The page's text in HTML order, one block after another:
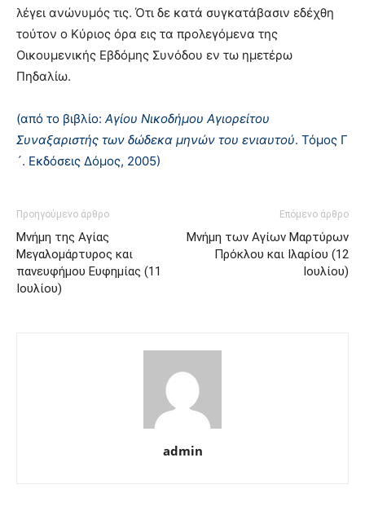
λέγει ανώνυμός τις. Ότι δε κατά συγκατάβασιν εδέχθη
τούτον ο Kύριος όρα εις τα προλεγόμενα της
Oικουμενικής Eβδόμης Συνόδου εν τω ημετέρω
Πηδαλίω.
(από το βιβλίο: Αγίου Νικοδήμου Αγιορείτου
Συναξαριστής των δώδεκα μηνών του ενιαυτού. Τόμος Γ
´. Εκδόσεις Δόμος, 2005)
Προηγούμενο άρθρο
Μνήμη της Aγίας
Mεγαλομάρτυρος και
πανευφήμου Eυφημίας (11
Ιουλίου)
Επόμενο άρθρο
Μνήμη των Aγίων Mαρτύρων
Πρόκλου και Iλαρίου (12
Ιουλίου)
admin